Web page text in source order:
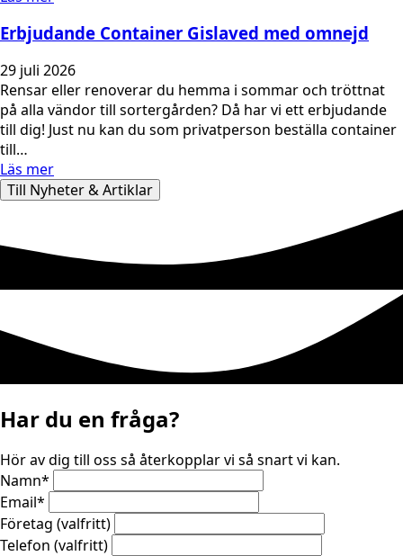
Erbjudande Container Gislaved med omnejd
29 juli 2026
Rensar eller renoverar du hemma i sommar och tröttnat
på alla vändor till sortergården? Då har vi ett erbjudande
till dig! Just nu kan du som privatperson beställa container
till…
Läs mer
Till Nyheter & Artiklar
Har du en fråga?
Hör av dig till oss så återkopplar vi så snart vi kan.
Namn*
Email*
Företag (valfritt)
Telefon (valfritt)